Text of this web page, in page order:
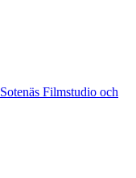
Sotenäs Filmstudio och